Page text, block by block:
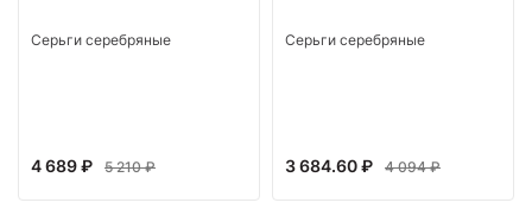
Серьги серебряные
4 689 ₽ 5 210 ₽
Серьги серебряные
3 684.60 ₽ 4 094 ₽